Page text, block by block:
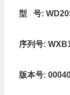
型 号:
序列号:
版本号: